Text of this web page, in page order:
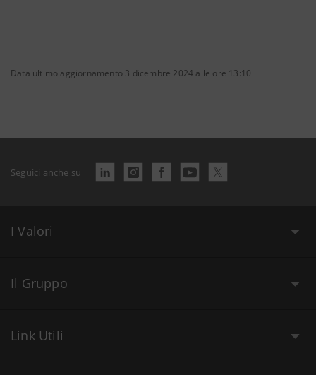
Data ultimo aggiornamento 3 dicembre 2024 alle ore 13:10
Seguici anche su
I Valori
Il Gruppo
Link Utili